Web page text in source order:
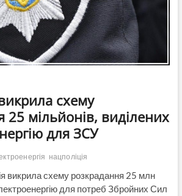
схему
25 мільйонів, виділених
для ЗСУ
нацполіція
викрила схему розкрадання 25 млн
для потреб Збройних Сил